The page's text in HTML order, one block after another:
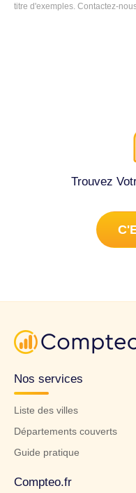
titre d'exemples. Contactez-
Trouvez
Nos services
Liste des villes
Départements couverts
Guide pratique
Compteo.fr